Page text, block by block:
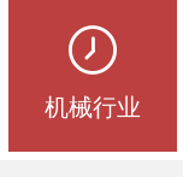
机械行业